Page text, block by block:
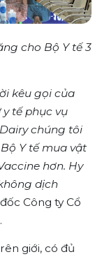
cho Bộ Y tế 3
kêu gọi của
tế phục vụ
chúng tôi
Y tế mua vật
hơn. Hy
dịch
Công ty Cổ
giới, có đủ